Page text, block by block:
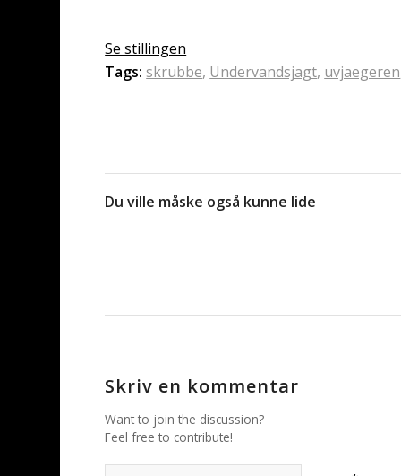
Se stillingen
Tags: skrubbe, Undervandsjagt, uvjaegeren
Du ville måske også kunne lide
Skriv en kommentar
Want to join the discussion?
Feel free to contribute!